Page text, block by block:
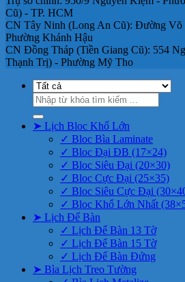
Cũ) - TP. HCM
CN Tây Ninh (Long An Cũ): Đường
Phường Khánh Hậu
CN Đồng Tháp (Tiền Giang Cũ): 554
Thạnh Trị) - Phường Mỹ Tho
Tìm
kiếm:
➤ Lịch Bloc Khổ Lớn
✓ Bloc Bìa Laminate
✓ Bloc Đại ĐB (17×24)
✓ Bloc Siêu Đại (20×30)
✓ Bloc Cực Đại (25×35)
✓ Bloc Siêu Cực Đại
✓ Bloc Khổ Lớn Nhất
➤ Lịch Để Bàn
✓ Lịch Để Bàn 13 Tờ
✓ Lịch Để Bàn 15 Tờ
✓ Lịch Để Bàn Đứng
➤ Bìa Lịch Treo Tường